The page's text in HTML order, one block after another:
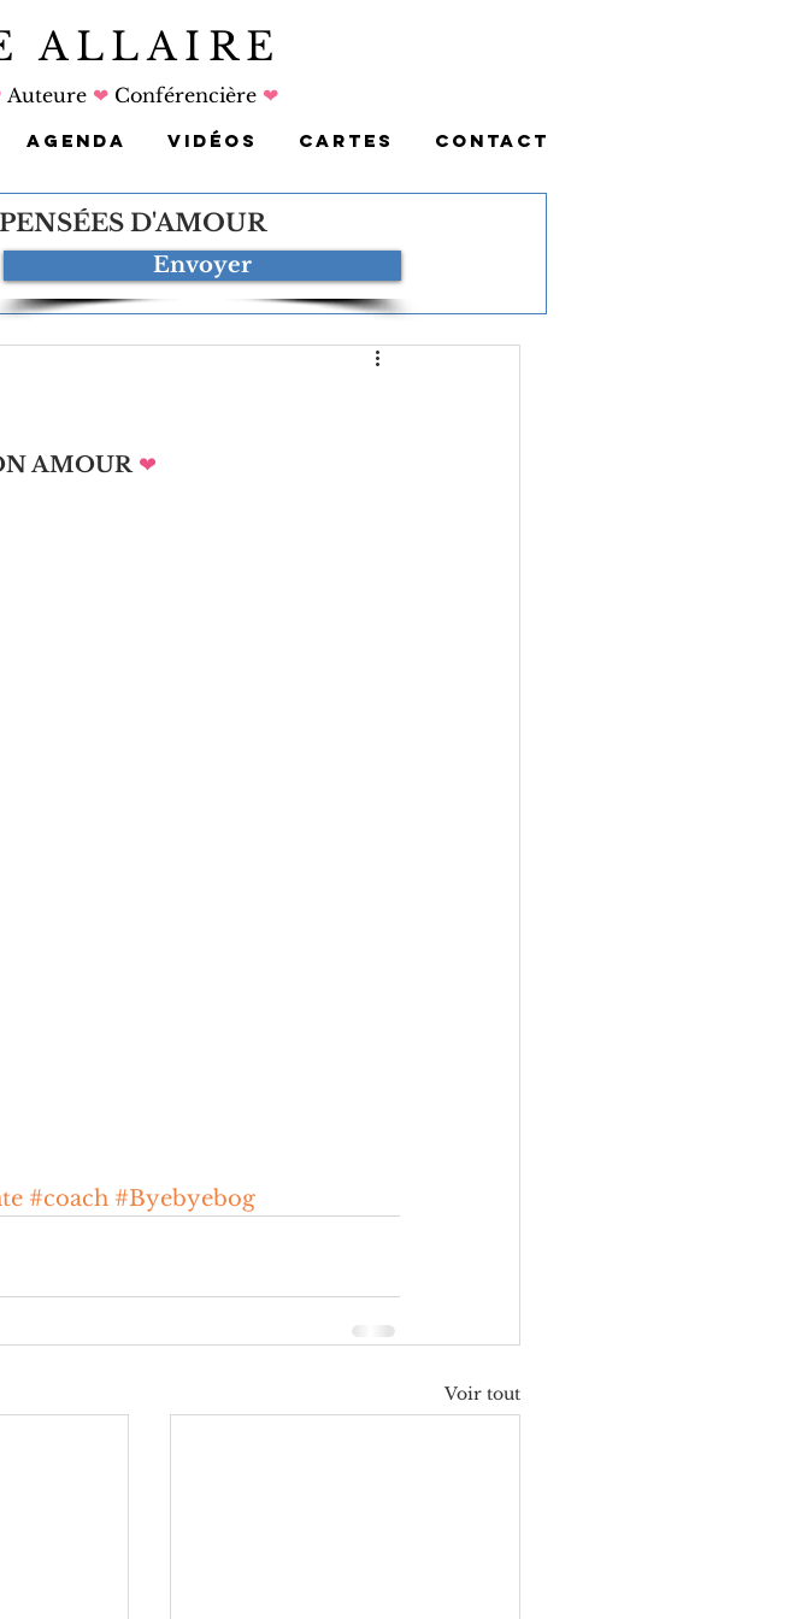
ALLAIRE
Auteure ❤Conférencière ❤
AGENDA VIDÉOS CARTES CONTACT
PENSÉES D'AMOUR
Envoyer
AMOUR ❤
#coach #Byebyebog
Voir tout